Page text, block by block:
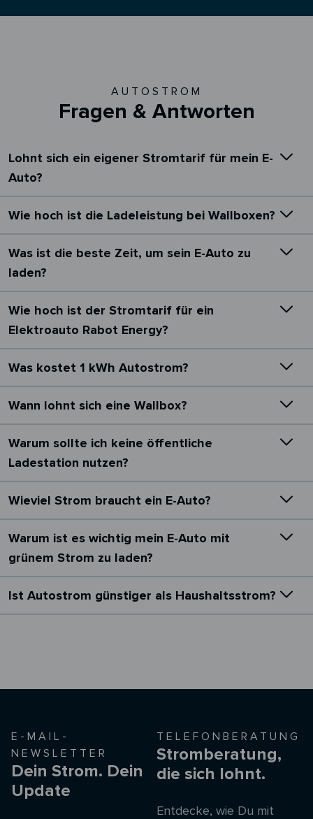
AUTOSTROM
Fragen & Antworten
Lohnt sich ein eigener Stromtarif für mein E-
Auto?
Wie hoch ist die Ladeleistung bei Wallboxen?
Was ist die beste Zeit, um sein E-Auto zu
laden?
Wie hoch ist der Stromtarif für ein
Elektroauto Rabot Energy?
Was kostet 1 kWh Autostrom?
Wann lohnt sich eine Wallbox?
Warum sollte ich keine öffentliche
Ladestation nutzen?
Wieviel Strom braucht ein E-Auto?
Warum ist es wichtig mein E-Auto mit
grünem Strom zu laden?
Ist Autostrom günstiger als Haushaltsstrom?
E-MAIL-
NEWSLETTER
Dein Strom. Dein
Update
TELEFONBERATUNG
Stromberatung,
die sich lohnt.
Entdecke, wie Du mit